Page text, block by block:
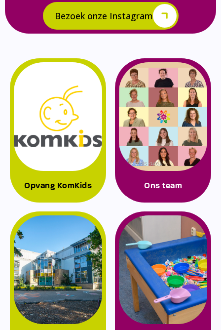
Bezoek onze Instagram
Opvang KomKids Ons team